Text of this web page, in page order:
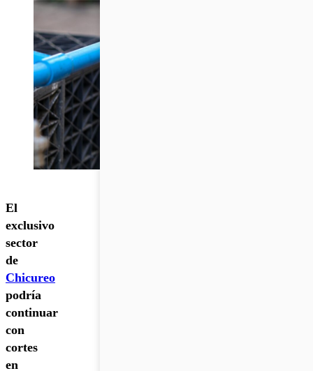
El
exclusivo
sector
de
Chicureo
podría
continuar
con
cortes
en